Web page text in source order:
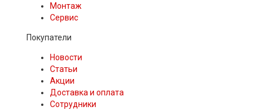
Монтаж
Сервис
Покупатели
Новости
Статьи
Акции
Доставка и оплата
Сотрудники